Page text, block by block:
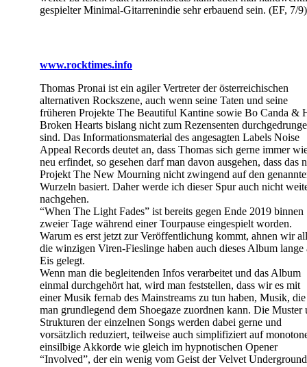
gespielter Minimal-Gitarrenindie sehr erbauend sein. (EF, 7/9)
www.rocktimes.info
Thomas Pronai ist ein agiler Vertreter der österreichischen
alternativen Rockszene, auch wenn seine Taten und seine
früheren Projekte The Beautiful Kantine sowie Bo Canda &
Broken Hearts bislang nicht zum Rezensenten
sind. Das Informationsmaterial des angesagten Labels Noise
Appeal Records deutet an, dass Thomas sich gerne immer
neu erfindet, so gesehen darf man davon ausgehen, dass das
Projekt The New Mourning nicht zwingend auf den
Wurzeln basiert. Daher werde ich dieser Spur auch nicht
nachgehen.
“When The Light Fades” ist bereits gegen Ende 2019 binnen
zweier Tage während einer Tourpause eingespielt worden.
Warum es erst jetzt zur Veröffentlichung kommt, ahnen wir
die winzigen Viren-Fieslinge haben auch dieses Album lange
Eis gelegt.
Wenn man die begleitenden Infos verarbeitet und das Album
einmal durchgehört hat, wird man feststellen, dass wir es mit
einer Musik fernab des Mainstreams zu tun haben, Musik, die
man grundlegend dem Shoegaze zuordnen kann. Die Muster
Strukturen der einzelnen Songs werden dabei gerne und
vorsätzlich reduziert, teilweise auch simplifiziert auf
einsilbige Akkorde wie gleich im hypnotischen Opener
“Involved”, der ein wenig vom Geist der Velvet Underground